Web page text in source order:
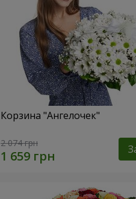
Корзина "Ангелочек"
2 074 грн